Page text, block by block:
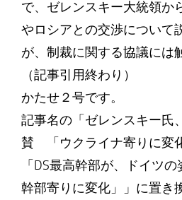
で、ゼレンスキー大統領か
やロシアとの交渉について
が、制裁に関する協議には
（記事引用終わり）
かたせ２号です。
記事名の「ゼレンスキー氏
賛 「ウクライナ寄りに変
「DS最高幹部が、ドイツ
幹部寄りに変化」」に置き